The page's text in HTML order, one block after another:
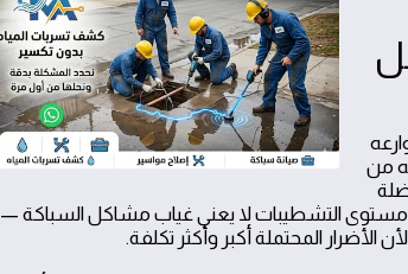
من
مستوى التشطيبات لا يعني غياب مشاكل السباكة —
المحتملة أكبر وأكثر تكلفة.